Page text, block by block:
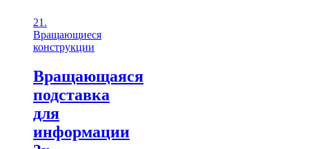
21.
Вращающиеся
конструкции
Вращающаяся
подставка
для
информации